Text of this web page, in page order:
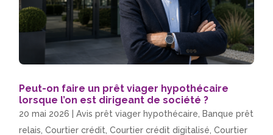
Peut-on faire un prêt viager hypothécaire
lorsque l’on est dirigeant de société ?
20 mai 2026 |Avis prêt viager hypothécaire
Banque prêt
relais ,Courtier crédit ,Courtier crédit digitalisé ,Courtier